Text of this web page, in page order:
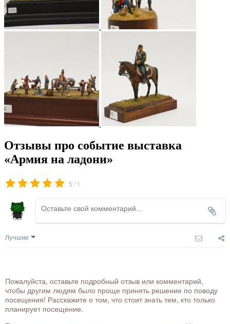
Отзывы про событие выставка
«Армия на ладони»
5 / 1
Лучшие
Пожалуйста, оставьте подробный отзыв или комментарий,
чтобы другим людям было проще принять решение по поводу
посещения! Расскажите о том, что стоит знать тем, кто только
планирует посещение.